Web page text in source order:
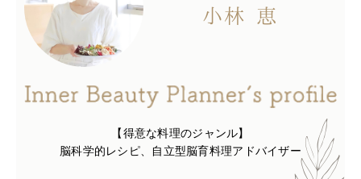
小林 恵
【得意な料理のジャンル】
脳科学的レシピ、自立型脳育料理アドバイザー